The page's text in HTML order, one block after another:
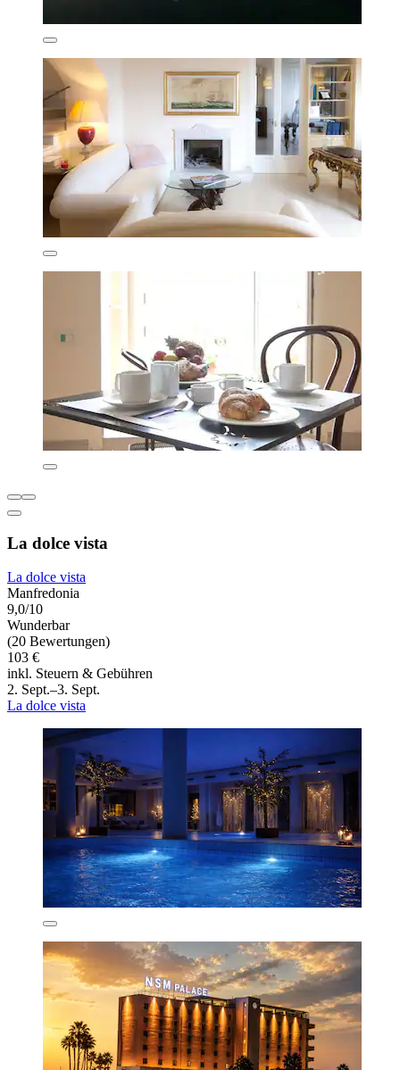
La dolce vista
La dolce vista
Manfredonia
9,0/10
Wunderbar
(20 Bewertungen)
103 €
inkl. Steuern & Gebühren
2. Sept.–3. Sept.
La dolce vista